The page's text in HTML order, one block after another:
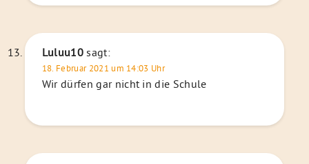
Luluu10 sagt:
18. Februar 2021 um 14:03 Uhr
Wir dürfen gar nicht in die Schule